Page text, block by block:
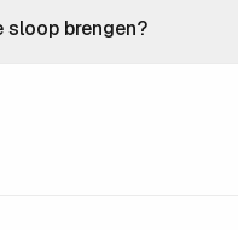
sloop brengen?